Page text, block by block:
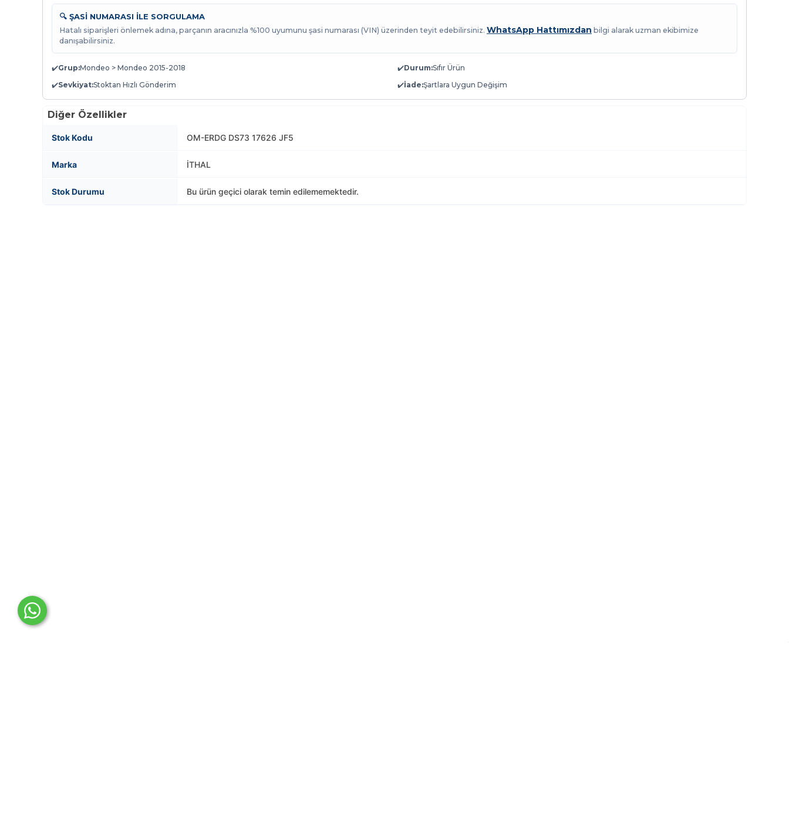
🔍 ŞASİ NUMARASI İLE SORGULAMA
Hatalı siparişleri önlemek adına, parçanın aracınızla %100 uyumunu şasi numarası (VIN) üzerinden teyit edebilirsiniz. WhatsApp Hattımızdan bilgi alarak uzman ekibimize
danışabilirsiniz.
✔️Grup:Mondeo > Mondeo 2015-2018 ✔️Durum:Sıfır Ürün
✔️Sevkiyat:Stoktan Hızlı Gönderim ✔️İade:Şartlara Uygun Değişim
Diğer Özellikler
Stok Kodu OM-ERDG DS73 17626 JF5
Marka İTHAL
Stok Durumu Bu ürün geçici olarak temin edilememektedir.